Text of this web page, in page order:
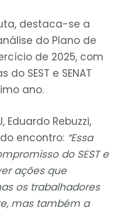
destaca-se a
do Plano de
de 2025, com
SEST e SENAT
ano.
Eduardo Rebuzzi,
encontro: “Essa
do SEST e
ações que
os trabalhadores
mas também a